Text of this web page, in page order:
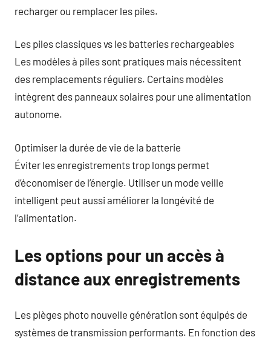
recharger ou remplacer les piles.
Les piles classiques vs les batteries rechargeables
Les modèles à piles sont pratiques mais nécessitent
des remplacements réguliers. Certains modèles
intègrent des panneaux solaires pour une alimentation
autonome.
Optimiser la durée de vie de la batterie
Éviter les enregistrements trop longs permet
d’économiser de l’énergie. Utiliser un mode veille
intelligent peut aussi améliorer la longévité de
l’alimentation.
Les options pour un accès à
distance aux enregistrements
Les pièges photo nouvelle génération sont équipés de
systèmes de transmission performants. En fonction des